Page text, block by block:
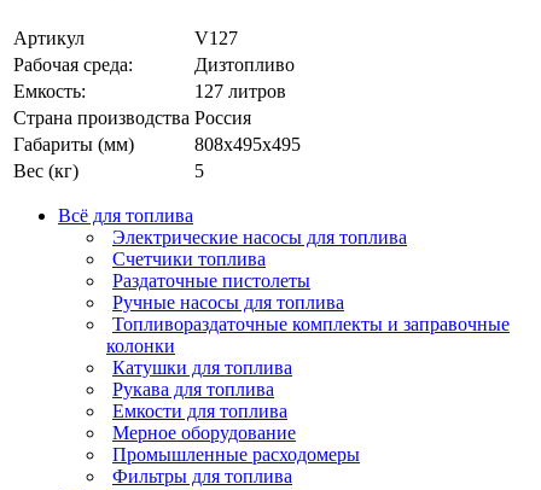
Артикул
V127
Рабочая среда:
Дизтопливо
Емкость:
127 литров
Страна производства Россия
Габариты (мм)
808х495х495
Вес (кг)
5
Всё для топлива
Электрические насосы для топлива
Счетчики топлива
Раздаточные пистолеты
Ручные насосы для топлива
Топливораздаточные комплекты и заправочные
колонки
Катушки для топлива
Рукава для топлива
Емкости для топлива
Мерное оборудование
Промышленные расходомеры
Фильтры для топлива